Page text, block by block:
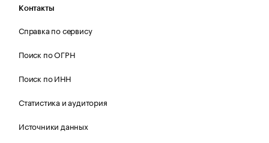
Контакты
Справка по сервису
Поиск по ОГРН
Поиск по ИНН
Статистика и аудитория
Источники данных